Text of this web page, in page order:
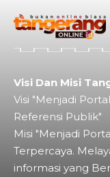
Visi Dan Misi
Visi "Menjadi
Referensi Publik"
Misi "Menjadi
Terpercaya.
informasi yang